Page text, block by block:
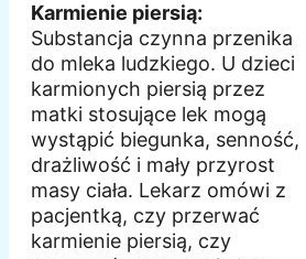
Karmienie piersią:
Substancja czynna przenika
do mleka ludzkiego. U dzieci
karmionych piersią przez
matki stosujące lek mogą
wystąpić biegunka, senność,
drażliwość i mały przyrost
masy ciała. Lekarz omówi z
pacjentką, czy przerwać
karmienie piersią, czy